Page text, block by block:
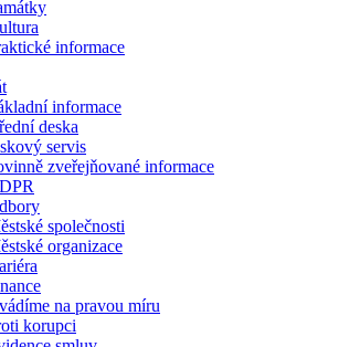
informace
informace
deska
servis
zveřejňované informace
společnosti
organizace
na pravou míru
korupci